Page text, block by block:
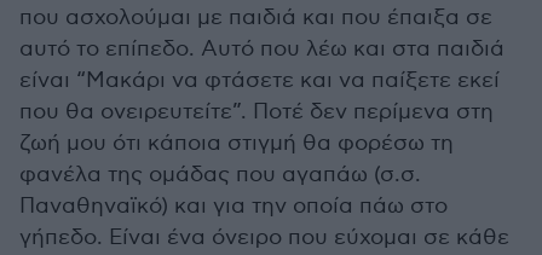
που ασχολούμαι με παιδιά και που έπαιξα σε
αυτό το επίπεδο. Αυτό που λέω και στα παιδιά
είναι “Μακάρι να φτάσετε και να παίξετε εκεί
που θα ονειρευτείτε”. Ποτέ δεν περίμενα στη
ζωή μου ότι κάποια στιγμή θα φορέσω τη
φανέλα της ομάδας που αγαπάω (σ.σ.
Παναθηναϊκό) και για την οποία πάω στο
γήπεδο. Είναι ένα όνειρο που εύχομαι σε κάθε